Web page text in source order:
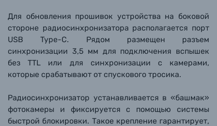
Для обновления прошивок устройства на боковой
стороне радиосинхронизатора располагается порт
USB Type-C. Рядом размещен разъем
синхронизации 3,5 мм для подключения вспышек
без TTL или для синхронизации с камерами,
которые срабатывают от спускового тросика.
Радиосинхронизатор устанавливается в «башмак»
фотокамеры и фиксируется с помощью системы
быстрой блокировки. Такое крепление гарантирует,